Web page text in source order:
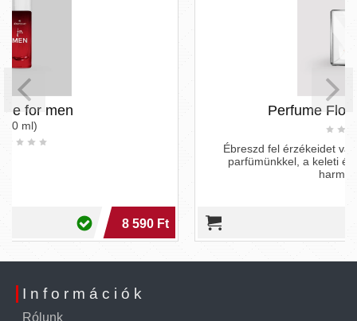
Perfume Floral-spicy 30 ml
Ébreszd fel érzékeidet varázslatos virágos-fűszeres
parfümünkkel, a keleti és virágos jegyek tökéletes
Információk
Rólunk